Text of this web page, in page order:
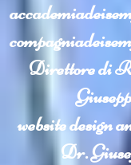
Direttore di
website design
Dr.